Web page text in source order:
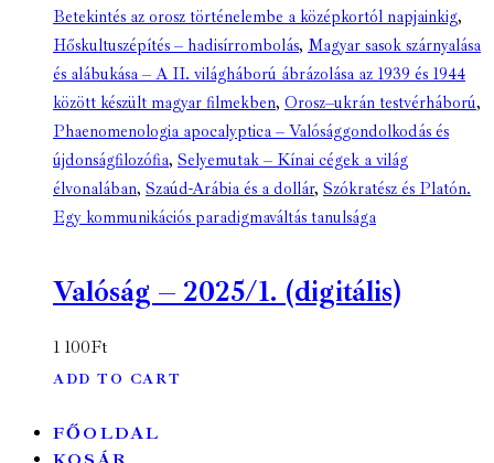
Betekintés az orosz történelembe a középkortól napjainkig,
Hőskultuszépítés – hadisírrombolás, Magyar sasok szárnyalása
és alábukása – A II. világháború ábrázolása az 1939 és 1944
között készült magyar filmekben, Orosz–ukrán testvérháború,
Phaenomenologia apocalyptica – Valósággondolkodás és
újdonságfilozófia, Selyemutak – Kínai cégek a világ
élvonalában, Szaúd-Arábia és a dollár, Szókratész és Platón.
Egy kommunikációs paradigmaváltás tanulsága
Valóság – 2025/1. (digitális)
1 100Ft
ADD TO CART
FŐOLDAL